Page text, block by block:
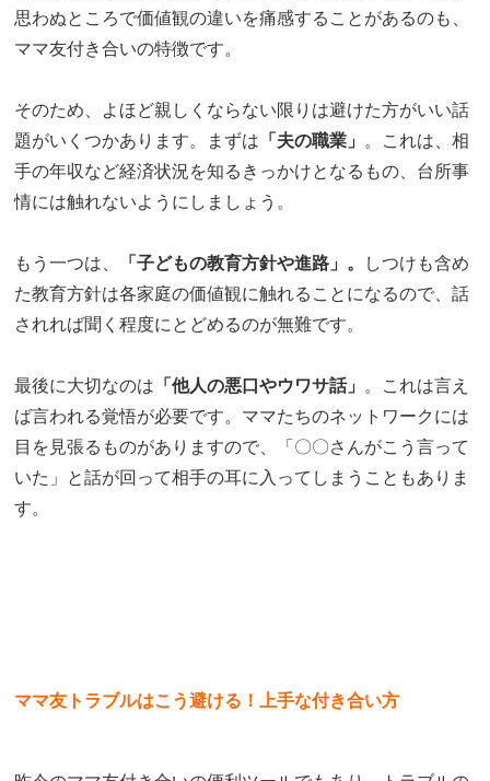
思わぬところで価値観の違いを痛感することがあるのも、
ママ友付き合いの特徴です。
そのため、よほど親しくならない限りは避けた方がいい話
題がいくつかあります。まずは 「夫の職業」 。これは、相
手の年収など経済状況を知るきっかけとなるもの、台所事
情には触れないようにしましょう。
もう一つは、 「子どもの教育方針や進路」。
しつけも含め
た教育方針は各家庭の価値観に触れることになるので、話
されれば聞く程度にとどめるのが無難です。
最後に大切なのは 「他人の悪口やウワサ話」 。これは言え
ば言われる覚悟が必要です。ママたちのネットワークには
目を見張るものがありますので、「〇〇さんがこう言って
いた」と話が回って相手の耳に入ってしまうこともありま
す。
ママ友トラブルはこう避ける！上手な付き合い方